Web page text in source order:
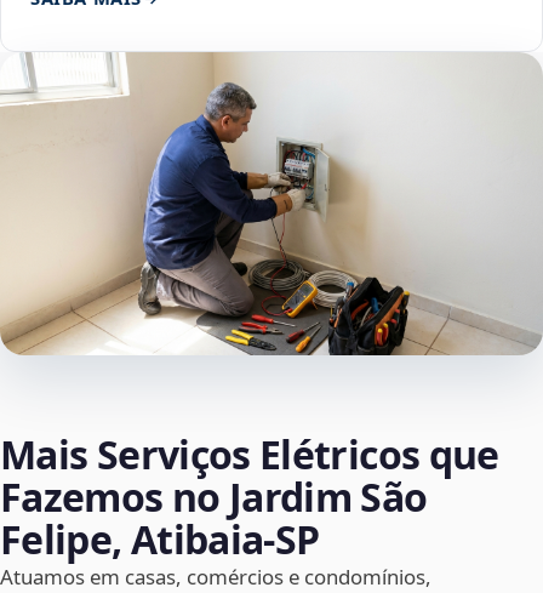
Mais Serviços Elétricos que
Fazemos no Jardim São
Felipe, Atibaia‑SP
Atuamos em casas, comércios e condomínios,